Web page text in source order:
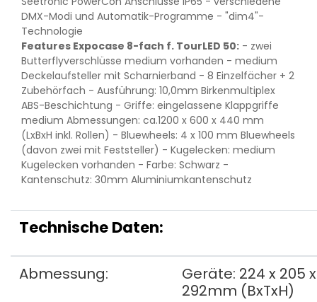
DMX-Modi und Automatik-Programme - "dim4"-
Technologie
Features Expocase 8-fach f. TourLED 50: - zwei
Butterflyverschlüsse medium vorhanden - medium
Deckelaufsteller mit Scharnierband - 8 Einzelfächer + 2
Zubehörfach - Ausführung: 10,0mm Birkenmultiplex
ABS-Beschichtung - Griffe: eingelassene Klappgriffe
medium Abmessungen: ca.1200 x 600 x 440 mm
(LxBxH inkl. Rollen) - Bluewheels: 4 x 100 mm Bluewheels
(davon zwei mit Feststeller) - Kugelecken: medium
Kugelecken vorhanden - Farbe: Schwarz -
Kantenschutz: 30mm Aluminiumkantenschutz
Technische Daten:
Abmessung:
Geräte: 224 x 205 x
292mm (BxTxH)